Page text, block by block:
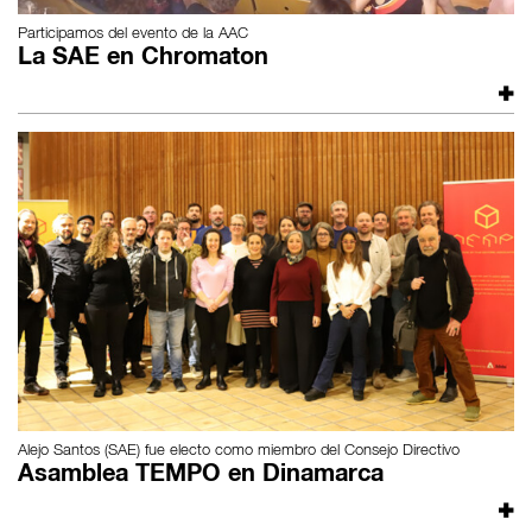
Participamos del evento de la AAC
La SAE en Chromaton
Alejo Santos (SAE) fue electo como miembro del Consejo Directivo
Asamblea TEMPO en Dinamarca